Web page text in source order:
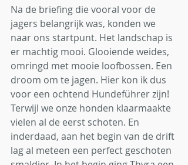
Na de briefing die vooral voor de
jagers belangrijk was, konden we
naar ons startpunt. Het landschap is
er machtig mooi. Glooiende weides,
omringd met mooie loofbossen. Een
droom om te jagen. Hier kon ik dus
voor een ochtend Hundeführer zijn!
Terwijl we onze honden klaarmaakte
vielen al de eerst schoten. En
inderdaad, aan het begin van de drift
lag al meteen een perfect geschoten